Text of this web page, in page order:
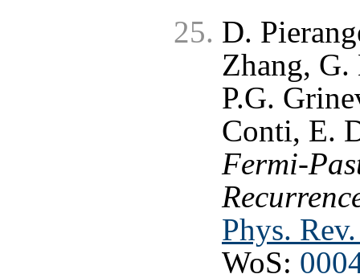
D.
Zhang, G.
P.G.
Conti, E.
Fermi-
Phys.
WoS: